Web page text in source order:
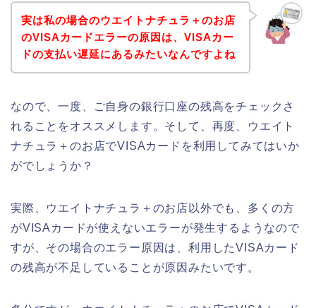
実は私の場合のウエイトナチュラ＋のお店
のVISAカードエラーの原因は、VISAカー
ドの支払い遅延にあるみたいなんですよね
なので、一度、ご自身の銀行口座の残高をチェックさ
れることをオススメします。そして、再度、ウエイト
ナチュラ＋のお店でVISAカードを利用してみてはいか
がでしょうか？
実際、ウエイトナチュラ＋のお店以外でも、多くの方
がVISAカードが使えないエラーが発生するようなので
すが、その場合のエラー原因は、利用したVISAカード
の残高が不足していることが原因みたいです。